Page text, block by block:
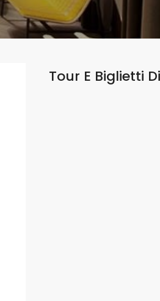
Tour E Biglietti Di